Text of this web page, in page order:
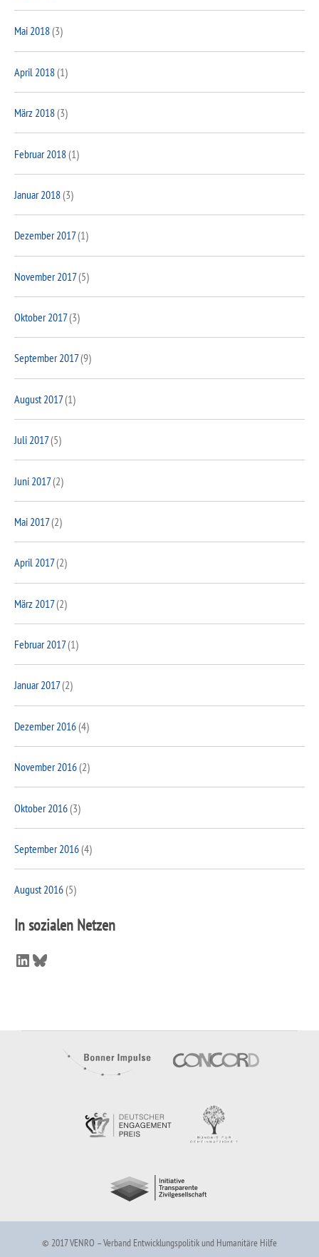
Mai 2018(3)
April 2018(1)
März 2018(3)
Februar 2018(1)
Januar 2018(3)
Dezember 2017(1)
November 2017(5)
Oktober 2017(3)
September 2017(9)
August 2017(1)
Juli 2017(5)
Juni 2017(2)
Mai 2017(2)
April 2017(2)
März 2017(2)
Februar 2017(1)
Januar 2017(2)
Dezember 2016(4)
November 2016(2)
Oktober 2016(3)
September 2016(4)
August 2016(5)
In sozialen Netzen
LinkedIn
Bluesky
© 2017 VENRO – Verband Entwicklungspolitik und Humanitäre Hilfe